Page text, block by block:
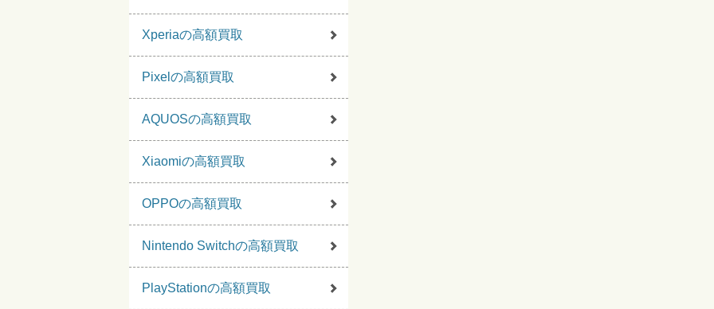
Xperiaの高額買取
Pixelの高額買取
AQUOSの高額買取
Xiaomiの高額買取
OPPOの高額買取
Nintendo Switchの高額買取
PlayStationの高額買取